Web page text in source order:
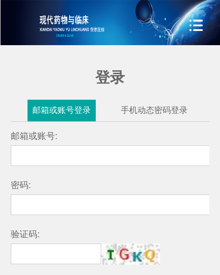
登录
邮箱或账号登录 手机动态密码登录
邮箱或账号:
密码:
验证码: